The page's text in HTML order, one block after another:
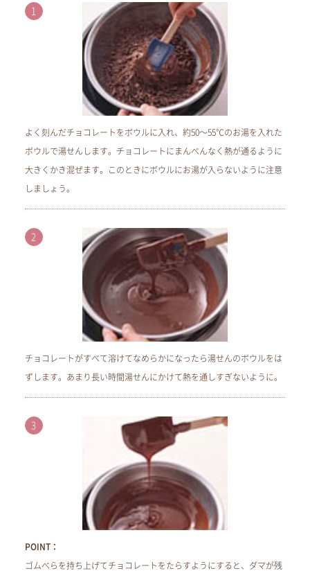
よく刻んだチョコレートをボウルに入れ、約50～55℃のお湯を入れた
ボウルで湯せんします。チョコレートにまんべんなく熱が通るように
大きくかき混ぜます。このときにボウルにお湯が入らないように注意
しましょう。
チョコレートがすべて溶けてなめらかになったら湯せんのボウルをは
ずします。あまり長い時間湯せんにかけて熱を通しすぎないように。
POINT：
ゴムべらを持ち上げてチョコレートをたらすようにすると、ダマが残